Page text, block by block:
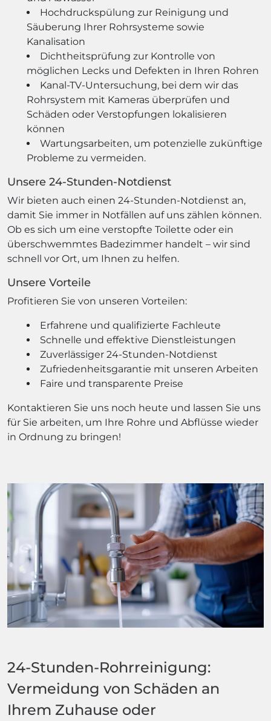
Hochdruckspülung zur Reinigung und
Säuberung Ihrer Rohrsysteme sowie
Kanalisation
Dichtheitsprüfung zur Kontrolle von
möglichen Lecks und Defekten in Ihren Rohren
Kanal-TV-Untersuchung, bei dem wir das
Rohrsystem mit Kameras überprüfen und
Schäden oder Verstopfungen lokalisieren
können
Wartungsarbeiten, um potenzielle zukünftige
Probleme zu vermeiden.
Unsere 24-Stunden-Notdienst
Wir bieten auch einen 24-Stunden-Notdienst an,
damit Sie immer in Notfällen auf uns zählen können.
Ob es sich um eine verstopfte Toilette oder ein
überschwemmtes Badezimmer handelt – wir sind
schnell vor Ort, um Ihnen zu helfen.
Unsere Vorteile
Profitieren Sie von unseren Vorteilen:
Erfahrene und qualifizierte Fachleute
Schnelle und effektive Dienstleistungen
Zuverlässiger 24-Stunden-Notdienst
Zufriedenheitsgarantie mit unseren Arbeiten
Faire und transparente Preise
Kontaktieren Sie uns noch heute und lassen Sie uns
für Sie arbeiten, um Ihre Rohre und Abflüsse wieder
in Ordnung zu bringen!
24-Stunden-Rohrreinigung:
Vermeidung von Schäden an
Ihrem Zuhause oder